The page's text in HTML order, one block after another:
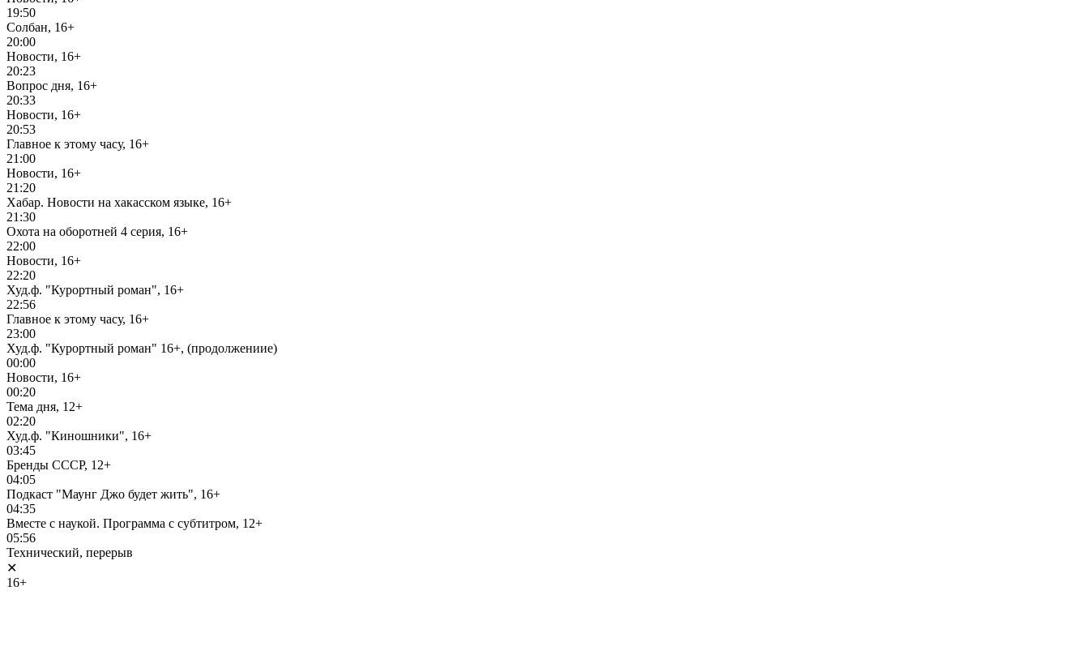
19:50
Солбан, 16+
20:00
Новости, 16+
20:23
Вопрос дня, 16+
20:33
Новости, 16+
20:53
Главное к этому часу, 16+
21:00
Новости, 16+
21:20
Хабар. Новости на хакасском языке, 16+
21:30
Охота на оборотней 4 серия, 16+
22:00
Новости, 16+
22:20
Худ.ф. "Курортный роман", 16+
22:56
Главное к этому часу, 16+
23:00
Худ.ф. "Курортный роман" 16+, (продолжениие)
00:00
Новости, 16+
00:20
Тема дня, 12+
02:20
Худ.ф. "Киношники", 16+
03:45
Бренды СССР, 12+
04:05
Подкаст "Маунг Джо будет жить", 16+
04:35
Вместе с наукой. Программа с субтитром, 12+
05:56
Технический, перерыв
✕
16+